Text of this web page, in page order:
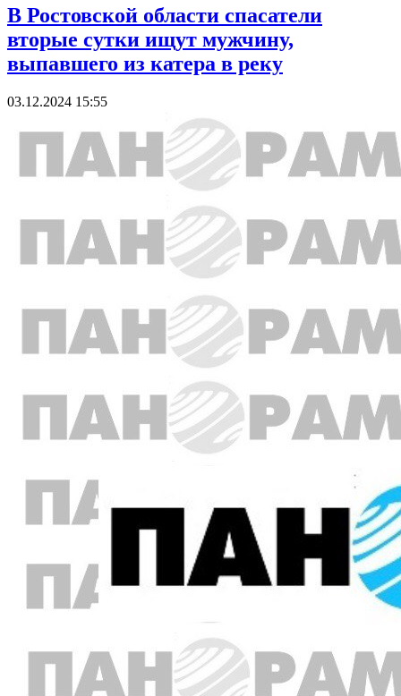
В Ростовской области спасатели
вторые сутки ищут мужчину,
выпавшего из катера в реку
03.12.2024 15:55